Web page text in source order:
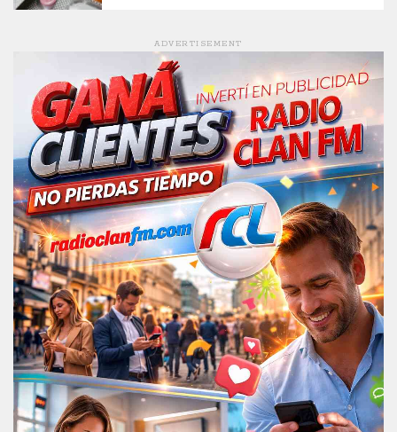
ADVERTISEMENT